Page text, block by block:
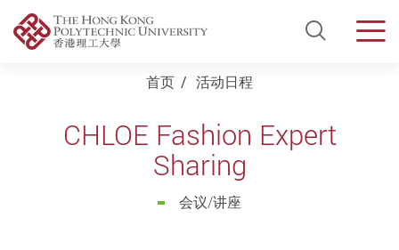
Open
首页 活动日程
CHLOE Fashion Expert
Sharing
会议/讲座